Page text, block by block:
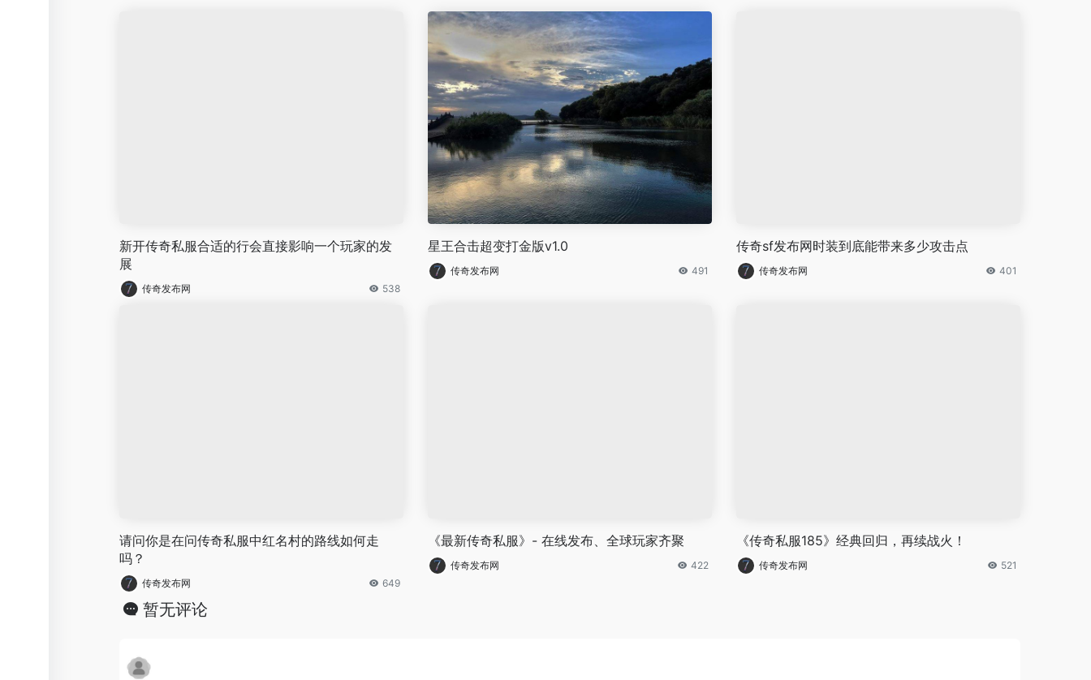
新开传奇私服合适的行会直接影响一个玩家的发
展
传奇发布网 538
星王合击超变打金版v1.0
传奇发布网 491
传奇sf发布网时装到底能带来多少攻击点
传奇发布网 401
请问你是在问传奇私服中红名村的路线如何走
吗？
传奇发布网 649
《最新传奇私服》- 在线发布、全球玩家齐聚
传奇发布网 422
《传奇私服185》经典回归，再续战火！
传奇发布网 521
暂无评论